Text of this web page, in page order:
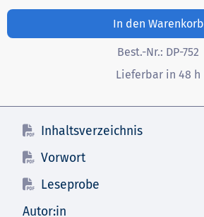
In den Warenkorb
Best.-Nr.: DP-752
Lieferbar in 48 h
Inhaltsverzeichnis
Vorwort
Leseprobe
Autor:in